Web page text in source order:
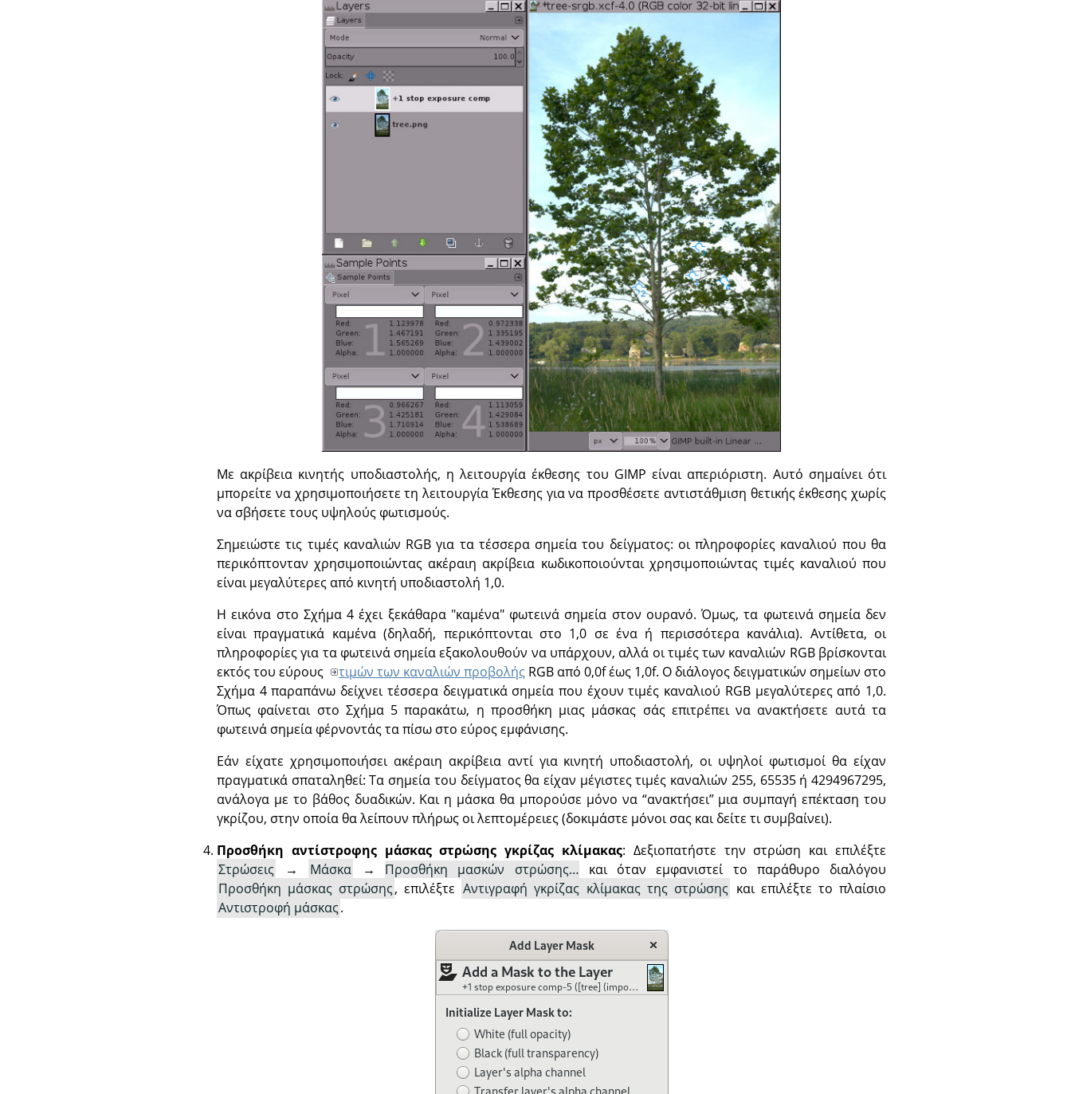
Με ακρίβεια κινητής υποδιαστολής, η λειτουργία έκθεσης του GIMP είναι απεριόριστη. Αυτό σημαίνει ότι
μπορείτε να χρησιμοποιήσετε τη λειτουργία Έκθεσης για να προσθέσετε αντιστάθμιση θετικής έκθεσης χωρίς
να σβήσετε τους υψηλούς φωτισμούς.
Σημειώστε τις τιμές καναλιών RGB για τα τέσσερα σημεία του δείγματος: οι πληροφορίες καναλιού που θα
περικόπτονταν χρησιμοποιώντας ακέραιη ακρίβεια κωδικοποιούνται χρησιμοποιώντας τιμές καναλιού που
είναι μεγαλύτερες από κινητή υποδιαστολή 1,0.
Η εικόνα στο Σχήμα 4 έχει ξεκάθαρα "καμένα" φωτεινά σημεία στον ουρανό. Όμως, τα φωτεινά σημεία δεν
είναι πραγματικά καμένα (δηλαδή, περικόπτονται στο 1,0 σε ένα ή περισσότερα κανάλια). Αντίθετα, οι
πληροφορίες για τα φωτεινά σημεία εξακολουθούν να υπάρχουν, αλλά οι τιμές των καναλιών RGB βρίσκονται
εκτός του εύρους
τιμών των καναλιών προβολής RGB από 0,0f έως 1,0f. Ο διάλογος δειγματικών σημείων στο
Σχήμα 4 παραπάνω δείχνει τέσσερα δειγματικά σημεία που έχουν τιμές καναλιού RGB μεγαλύτερες από 1,0.
Όπως φαίνεται στο Σχήμα 5 παρακάτω, η προσθήκη μιας μάσκας σάς επιτρέπει να ανακτήσετε αυτά τα
φωτεινά σημεία φέρνοντάς τα πίσω στο εύρος εμφάνισης.
Εάν είχατε χρησιμοποιήσει ακέραιη ακρίβεια αντί για κινητή υποδιαστολή, οι υψηλοί φωτισμοί θα είχαν
πραγματικά σπαταληθεί: Τα σημεία του δείγματος θα είχαν μέγιστες τιμές καναλιών 255, 65535 ή 4294967295,
ανάλογα με το βάθος δυαδικών. Και η μάσκα θα μπορούσε μόνο να “ανακτήσει” μια συμπαγή επέκταση του
γκρίζου, στην οποία θα λείπουν πλήρως οι λεπτομέρειες (δοκιμάστε μόνοι σας και δείτε τι συμβαίνει).
Προσθήκη αντίστροφης μάσκας στρώσης γκρίζας κλίμακας: Δεξιοπατήστε την στρώση και επιλέξτε
Στρώσεις
→ Μάσκα → Προσθήκη μασκών στρώσης… και όταν εμφανιστεί το παράθυρο διαλόγου
Προσθήκη μάσκας στρώσης, επιλέξτε Αντιγραφή γκρίζας κλίμακας της στρώσης και επιλέξτε το πλαίσιο
Αντιστροφή μάσκας.